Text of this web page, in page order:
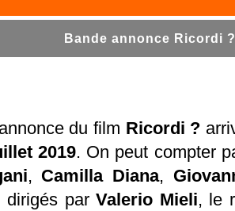
Bande annonce Ricordi
du film Ricordi ?
2019. On peut compter
, Camilla Diana,
dirigés parValerio Mieli, le